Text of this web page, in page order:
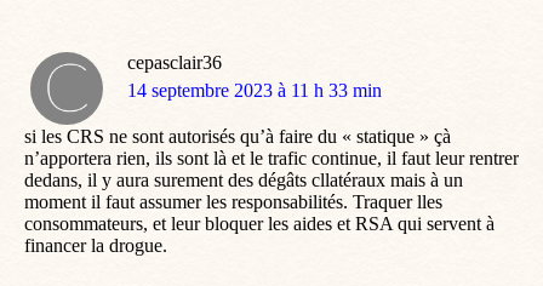
cepasclair36
dit
14 septembre 2023 à 11 h 33 min
si les CRS ne sont autorisés qu’à faire du « statique » çà
n’apportera rien, ils sont là et le trafic continue, il faut leur rentrer
dedans, il y aura surement des dégâts cllatéraux mais à un
moment il faut assumer les responsabilités. Traquer lles
consommateurs, et leur bloquer les aides et RSA qui servent à
financer la drogue.